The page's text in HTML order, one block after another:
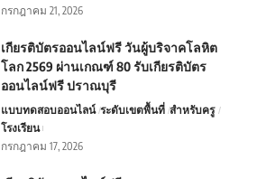
กรกฎาคม 21, 2026
เกียรติบัตรออนไลน์ฟรี วันผู้บริจาคโลหิต
โลก 2569 ผ่านเกณฑ์ 80 รับเกียรติบัตร
ออนไลน์ฟรี ปราณบุรี
แบบทดสอบออนไลน์ ระดับเขตพื้นที่ สำหรับครู
โรงเรียน
กรกฎาคม 17, 2026